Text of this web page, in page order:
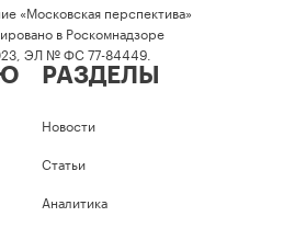
«Московская перспектива»
в Роскомнадзоре
ЭЛ № ФС 77-84449.
РАЗДЕЛЫ
Новости
Статьи
Аналитика